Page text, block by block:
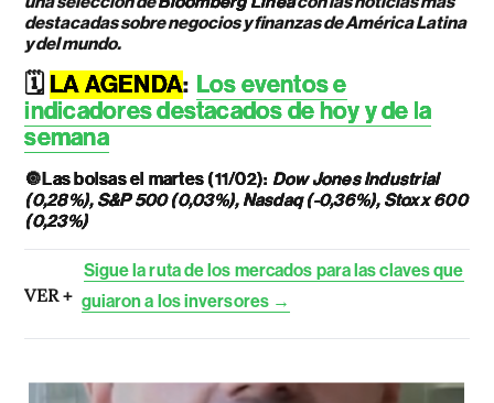
destacadas sobre negocios y finanzas de América Latina
y del mundo.
🗓️ LA AGENDA: Los eventos e
indicadores destacados de hoy y de la
semana
🔘Las bolsas el martes (11/02): Dow Jones Industrial
(0,28%), S&P 500 (0,03%), Nasdaq (-0,36%), Stoxx 600
(0,23%)
VER +
Sigue la ruta de los mercados para las claves que
guiaron a los inversores →